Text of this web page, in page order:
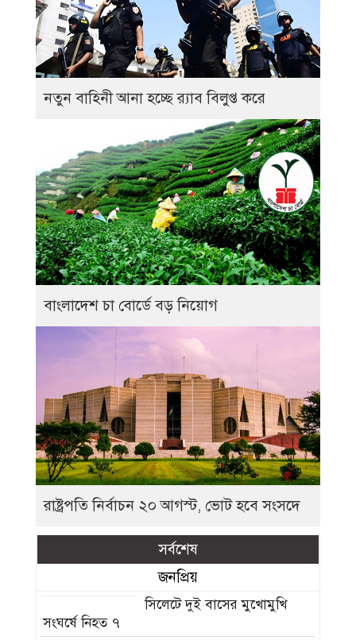
নতুন বাহিনী আনা হচ্ছে র‍্যাব বিলুপ্ত করে
বাংলাদেশ চা বোর্ডে বড় নিয়োগ
রাষ্ট্রপতি নির্বাচন ২০ আগস্ট, ভোট হবে সংসদে
সর্বশেষ
জনপ্রিয়
সিলেটে দুই বাসের মুখোমুখি
সংঘর্ষে নিহত ৭